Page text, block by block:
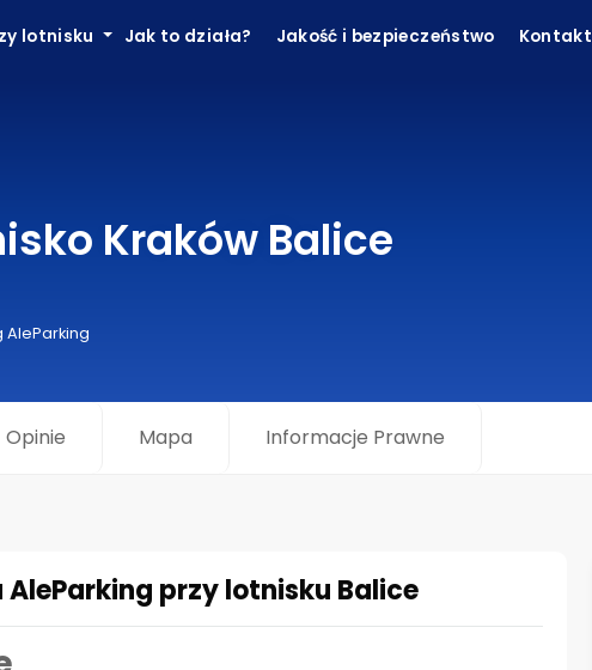
lotnisku Jak to działa? Jakość i bezpieczeństwo Kontakt
Kraków Balice
AleParking
Opinie Mapa Informacje Prawne
przy lotnisku Balice